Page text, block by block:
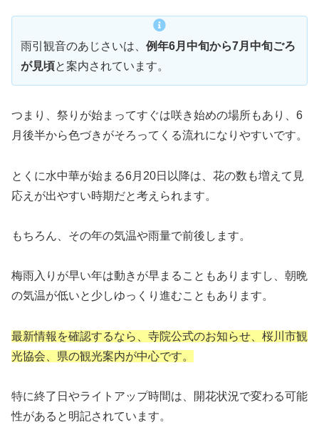
雨引観音のあじさいは、 例年6月中旬から7月中旬ごろ
が見頃と案内されています。
つまり、祭りが始まってすぐは咲き始めの場所もあり、6
月後半から色づきがそろってくる流れになりやすいです。
とくに水中華が始まる6月20日以降は、花の数も増えて見
応えが出やすい時期だと考えられます。
もちろん、その年の気温や雨量で前後します。
梅雨入りが早い年は動きが早まることもありますし、朝晩
の気温が低いと少しゆっくり進むこともあります。
最新情報を確認するなら、寺院公式のお知らせ、桜川市観
光協会、県の観光案内が中心です。
特に終了日やライトアップ時間は、開花状況で変わる可能
性があると明記されています。